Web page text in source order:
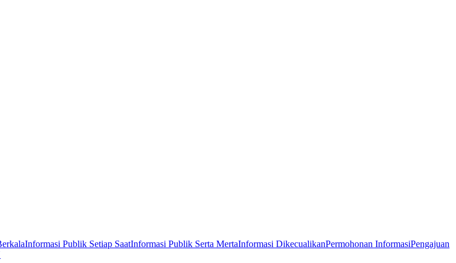
Informasi Publik Setiap SaatInformasi Publik Serta MertaInformasi DikecualikanPermohonan InformasiPengajuan